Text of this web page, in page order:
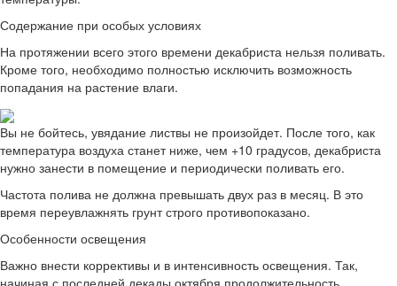
Содержание при особых условиях
На протяжении всего этого времени декабриста нельзя поливать.
Кроме того, необходимо полностью исключить возможность
попадания на растение влаги.
Вы не бойтесь, увядание листвы не произойдет. После того, как
температура воздуха станет ниже, чем +10 градусов, декабриста
нужно занести в помещение и периодически поливать его.
Частота полива не должна превышать двух раз в месяц. В это
время переувлажнять грунт строго противопоказано.
Особенности освещения
Важно внести коррективы и в интенсивность освещения. Так,
начиная с последней декады октября продолжительность